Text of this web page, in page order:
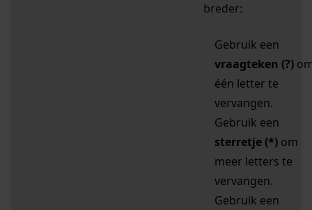
breder:
Gebruik een
vraagteken (?)
één letter te
vervangen.
Gebruik een
sterretje (*) om
meer letters te
vervangen.
Gebruik een